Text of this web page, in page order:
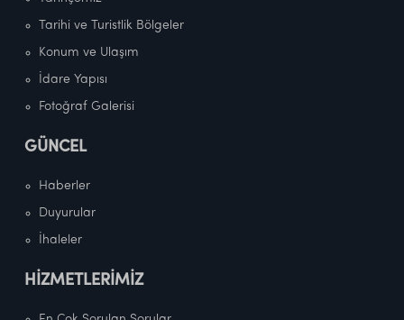
Tarihi ve Turistlik Bölgeler
Konum ve Ulaşım
İdare Yapısı
Fotoğraf Galerisi
GÜNCEL
Haberler
Duyurular
İhaleler
HİZMETLERİMİZ